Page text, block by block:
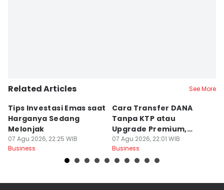
Related Articles See More
Tips Investasi Emas saat
Harganya Sedang
Melonjak
07 Agu 2026, 22:25 WIB
Business
Cara Transfer DANA
Tanpa KTP atau
Upgrade Premium,
Solusi Mudah!
07 Agu 2026, 22:01 WIB
Business